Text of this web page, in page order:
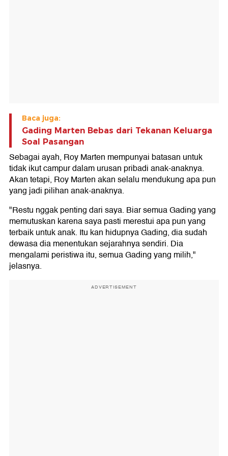
Baca juga:
Gading Marten Bebas dari Tekanan Keluarga
Soal Pasangan
Sebagai ayah, Roy Marten mempunyai batasan untuk
tidak ikut campur dalam urusan pribadi anak-anaknya.
Akan tetapi, Roy Marten akan selalu mendukung apa pun
yang jadi pilihan anak-anaknya.
"Restu nggak penting dari saya. Biar semua Gading yang
memutuskan karena saya pasti merestui apa pun yang
terbaik untuk anak. Itu kan hidupnya Gading, dia sudah
dewasa dia menentukan sejarahnya sendiri. Dia
mengalami peristiwa itu, semua Gading yang milih,"
jelasnya.
ADVERTISEMENT